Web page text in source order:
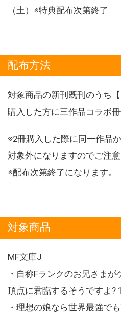
（土）※特典配布次第終了
配布方法
対象商品の新刊既刊のうち
購入した方に三作品コラボ
※2冊購入した際に同一作品
対象外になりますのでご注意
※配布次第終了になります。
対象商品
MF文庫J
・自称Fランクのお兄さま
頂点に君臨するそうですよ?
・理想の娘なら世界最強で